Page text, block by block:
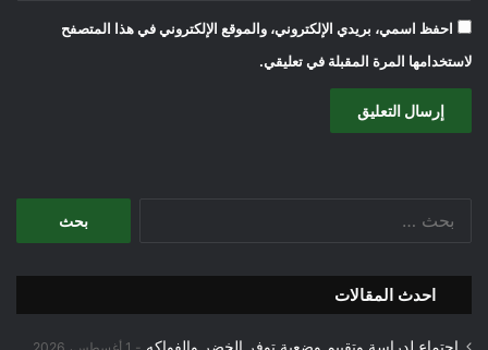
احفظ اسمي، بريدي الإلكتروني، والموقع الإلكتروني في هذا المتصفح
لاستخدامها المرة المقبلة في تعليقي.
احدث المقالات